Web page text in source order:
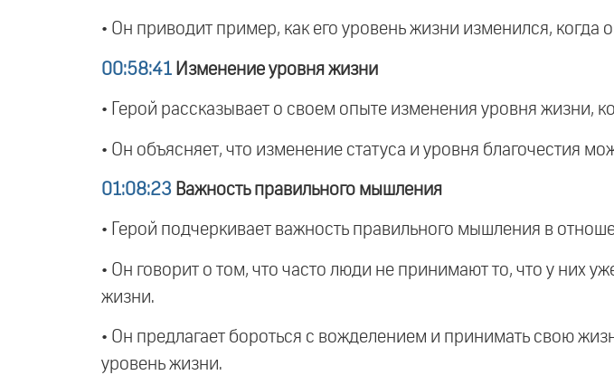
• Он приводит пример, как его уровень жизни изменился, когда
00:58:41 Изменение уровня жизни
• Герой рассказывает о своем опыте изменения уровня жизни,
• Он объясняет, что изменение статуса и уровня благочестия
01:08:23 Важность правильного мышления
• Герой подчеркивает важность правильного мышления в
• Он говорит о том, что часто люди не принимают то, что у них
жизни.
• Он предлагает бороться с вожделением и принимать свою
уровень жизни.